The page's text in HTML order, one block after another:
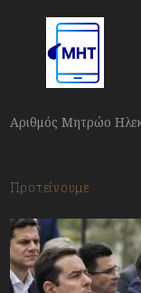
Αριθμός Μητρώο
Προτείνουμε